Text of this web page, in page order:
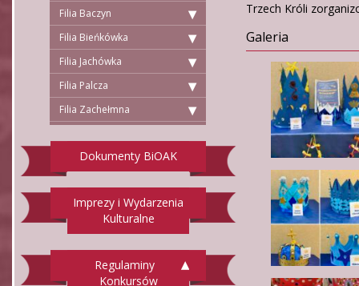
Filia Baczyn
Filia Bieńkówka
Filia Jachówka
Filia Palcza
Filia Zachełmna
Dokumenty BiOAK
Imprezy i Wydarzenia
Kulturalne
Regulaminy
Konkursów
Trzech Króli
Galeria